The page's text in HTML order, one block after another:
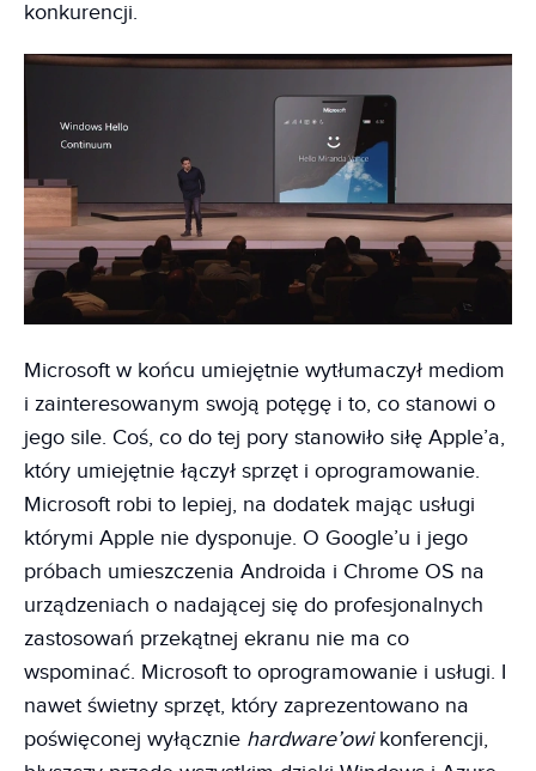
konkurencji.
Microsoft w końcu umiejętnie wytłumaczył mediom
i zainteresowanym swoją potęgę i to, co stanowi o
jego sile. Coś, co do tej pory stanowiło siłę Apple’a,
który umiejętnie łączył sprzęt i oprogramowanie.
Microsoft robi to lepiej, na dodatek mając usługi
którymi Apple nie dysponuje. O Google’u i jego
próbach umieszczenia Androida i Chrome OS na
urządzeniach o nadającej się do profesjonalnych
zastosowań przekątnej ekranu nie ma co
wspominać. Microsoft to oprogramowanie i usługi. I
nawet świetny sprzęt, który zaprezentowano na
poświęconej wyłącznie hardware’owikonferencji,